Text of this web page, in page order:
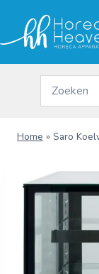
inhoud
Home » Saro